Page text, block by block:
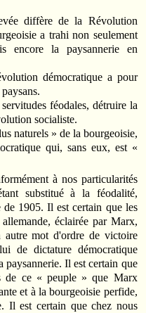
diffère de la Révolution
a trahi non seulement
encore la paysannerie en
démocratique a pour
féodales, détruire la
socialiste.
naturels » de la bourgeoisie,
qui, sans eux, est «
à nos particularités
substitué à la féodalité,
de 1905. Il est certain que les
éclairée par Marx,
autre mot d'ordre de victoire
de dictature démocratique
Il est certain que
de ce « peuple » que Marx
et à la bourgeoisie perfide,
Il est certain que chez nous